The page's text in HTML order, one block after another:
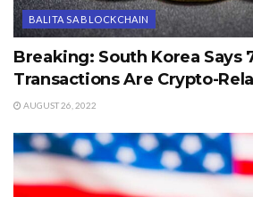
BALITA SA BLOCKCHAIN
Breaking: South Korea Says
Transactions Are Crypto-
AUGUST 26, 2022